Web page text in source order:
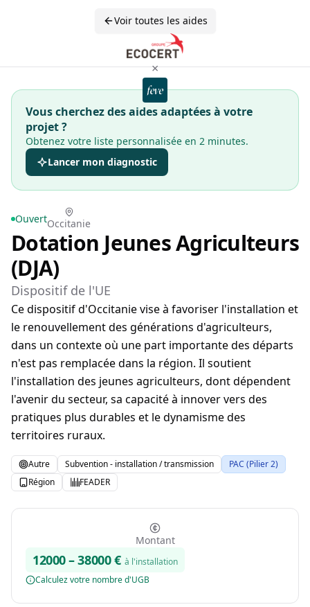
Voir toutes les aides
×
Vous cherchez des aides adaptées à votre
projet ?
Obtenez votre liste personnalisée en 2 minutes.
Lancer mon diagnostic
OuvertOccitanie
Dotation Jeunes Agriculteurs
(DJA)
Dispositif de l'UE
Ce dispositif d'Occitanie vise à favoriser l'installation et
le renouvellement des générations d'agriculteurs,
dans un contexte où une part importante des départs
n'est pas remplacée dans la région. Il soutient
l'installation des jeunes agriculteurs, dont dépendent
l'avenir du secteur, sa capacité à innover vers des
pratiques plus durables et le dynamisme des
territoires ruraux.
Autre Subvention - installation / transmission
PAC (Pilier 2)
Région
FEADER
Montant
12000–38000 € à l'installation
Calculez votre nombre d'UGB